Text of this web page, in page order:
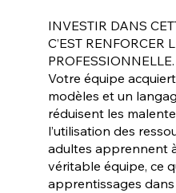
INVESTIR DANS
C’EST RENFORCER
PROFESSIONNELLE.
Votre équipe
modèles et un
réduisent les
l’utilisation des
adultes apprennent
véritable équipe, ce
apprentissages dans